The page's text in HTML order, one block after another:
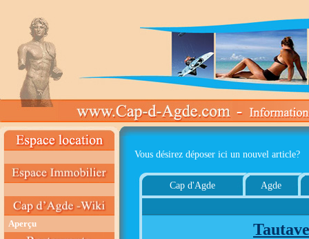
Aperçu
Vous désirez déposer ici un nouvel article?
Cap d'Agde Agde